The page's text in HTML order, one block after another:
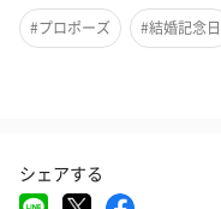
#プロポーズ #結婚記念日
#父の日
シェアする